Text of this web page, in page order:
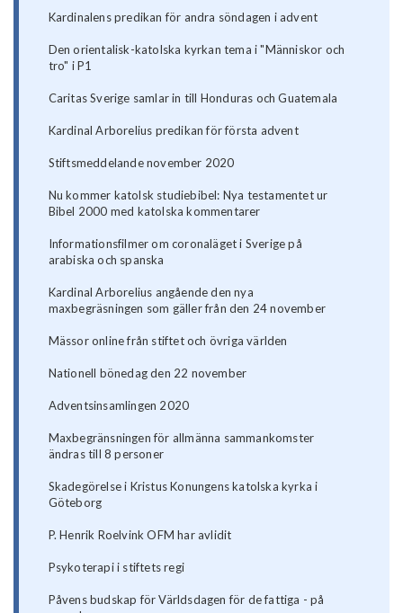
Kardinalens predikan för andra söndagen i advent
Den orientalisk-katolska kyrkan tema i "Människor och
tro" i P1
Caritas Sverige samlar in till Honduras och Guatemala
Kardinal Arborelius predikan för första advent
Stiftsmeddelande november 2020
Nu kommer katolsk studiebibel: Nya testamentet ur
Bibel 2000 med katolska kommentarer
Informationsfilmer om coronaläget i Sverige på
arabiska och spanska
Kardinal Arborelius angående den nya
maxbegräsningen som gäller från den 24 november
Mässor online från stiftet och övriga världen
Nationell bönedag den 22 november
Adventsinsamlingen 2020
Maxbegränsningen för allmänna sammankomster
ändras till 8 personer
Skadegörelse i Kristus Konungens katolska kyrka i
Göteborg
P. Henrik Roelvink OFM har avlidit
Psykoterapi i stiftets regi
Påvens budskap för Världsdagen för de fattiga - på